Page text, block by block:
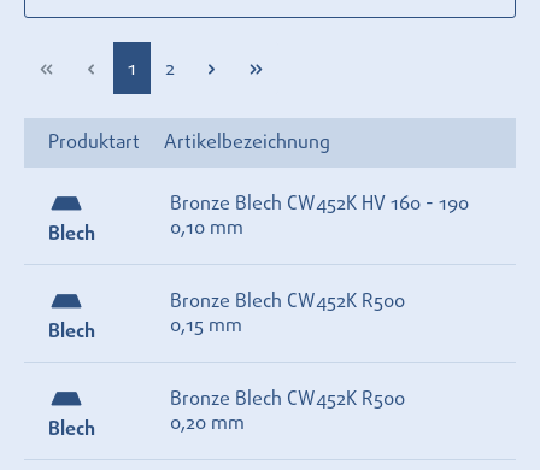
Seite
1 Seite
2
Produktart Artikelbezeichnung
Blech
Bronze Blech CW452K HV 160 - 190
0,10 mm
Blech
Bronze Blech CW452K R500
0,15 mm
Blech
Bronze Blech CW452K R500
0,20 mm